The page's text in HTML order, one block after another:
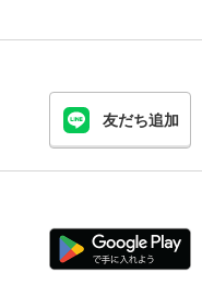
友だち追加